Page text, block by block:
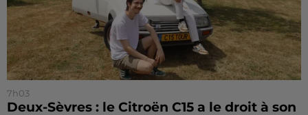
7h03
Deux-Sèvres : le Citroën C15 a le droit à son